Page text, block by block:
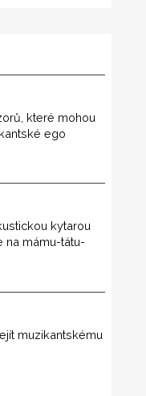
které mohou
ego
kytarou
na mámu-tátu-
muzikantskému